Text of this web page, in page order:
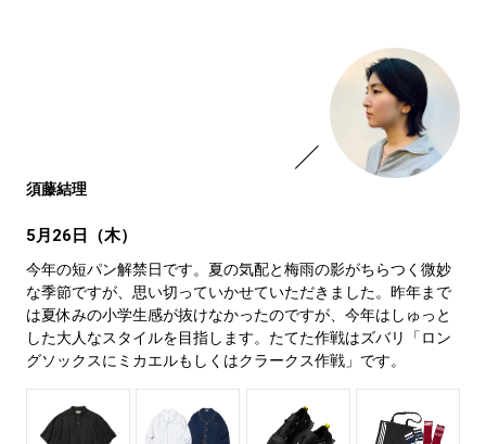
須藤結理
5月26日（木）
今年の短パン解禁日です。夏の気配と梅雨の影がちらつく微妙
な季節ですが、思い切っていかせていただきました。昨年まで
は夏休みの小学生感が抜けなかったのですが、今年はしゅっと
した大人なスタイルを目指します。たてた作戦はズバリ「ロン
グソックスにミカエルもしくはクラークス作戦」です。